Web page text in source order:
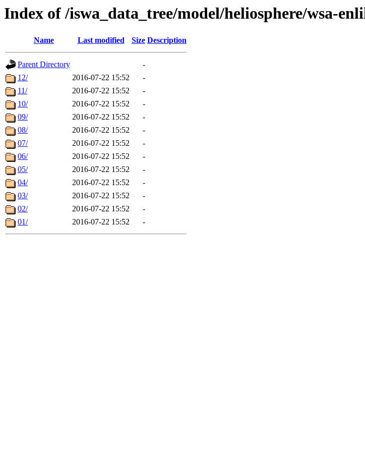
Index of /iswa_data_tree/model/heliosphere/wsa-
Name Last modified Size Description
Parent Directory
-
12/
2016-07-22 15:52
-
11/
2016-07-22 15:52
-
10/
2016-07-22 15:52
-
09/
2016-07-22 15:52
-
08/
2016-07-22 15:52
-
07/
2016-07-22 15:52
-
06/
2016-07-22 15:52
-
05/
2016-07-22 15:52
-
04/
2016-07-22 15:52
-
03/
2016-07-22 15:52
-
02/
2016-07-22 15:52
-
01/
2016-07-22 15:52 -